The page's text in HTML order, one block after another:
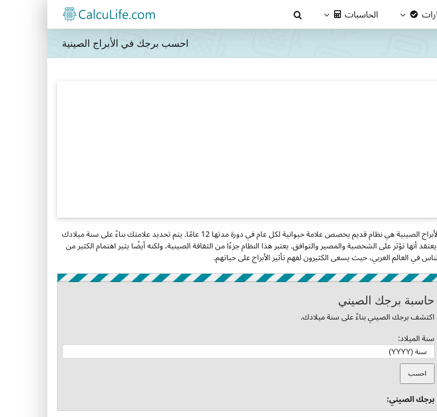
الحاسبات
احسب برجك في الأبراج الصينية
الأبراج الصينية هي نظام قديم يخصص علامة حيوانية لكل عام في دورة مدتها 12 عامًا. يتم تحديد علامتك بناءً على سنة ميلادك
أنها تؤثر على الشخصية والمصير والتوافق. يعتبر هذا النظام جزءًا من الثقافة الصينية، ولكنه أيضًا يثير اهتمام الكثير من
في العالم العربي، حيث يسعى الكثيرون لفهم تأثير الأبراج على حياتهم.
حاسبة برجك الصيني
اكتشف برجك الصيني بناءً على سنة ميلادك.
سنة الميلاد:
احسب
برجك الصيني: